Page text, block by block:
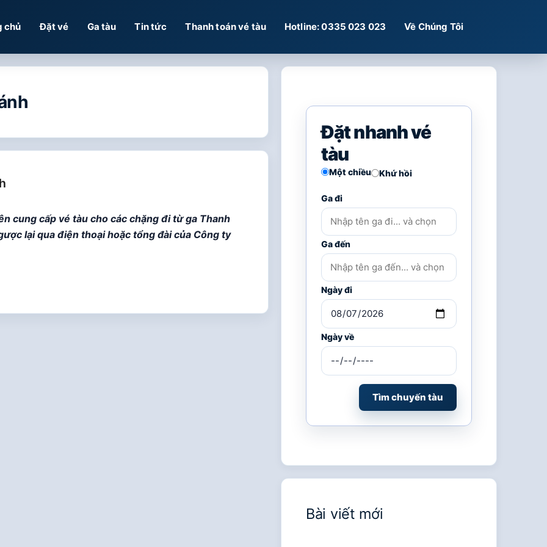
chủ Đặt vé Ga tàu Tin tức Thanh toán vé tàu Hotline: 0335 023 023 Về Chúng Tôi
cung cấp vé tàu cho các chặng đi từ ga Thanh
lại qua điện thoại hoặc tổng đài của Công ty
Đặt nhanh vé
tàu
Một chiều Khứ hồi
Ga đi
Ga đến
Ngày đi
Ngày về
Tìm chuyến tàu
Bài viết mới